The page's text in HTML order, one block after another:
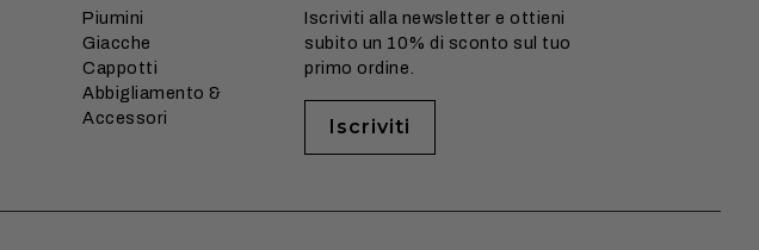
Piumini
Giacche
Cappotti
Abbigliamento &
Accessori
Iscriviti alla newsletter e ottieni
subito un 10% di sconto sul tuo
primo ordine.
Iscriviti